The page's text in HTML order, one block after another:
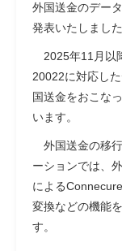
外国送金のデー
発表いたしました
2025年11月以
20022に対応し
国送金をおこな
います。
外国送金の移
ーションでは、
による
変換などの機能
す。